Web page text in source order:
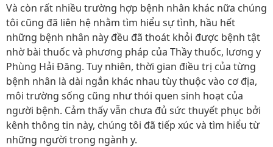
Và còn rất nhiều trường hợp bệnh nhân khác nữa chúng
tôi cũng đã liên hệ nhằm tìm hiểu sự tình, hầu hết
những bệnh nhân này đều đã thoát khỏi được bệnh tật
nhờ bài thuốc và phương pháp của Thầy thuốc, lương y
Phùng Hải Đăng. Tuy nhiên, thời gian điều trị của từng
bệnh nhân là dài ngắn khác nhau tùy thuộc vào cơ địa,
môi trường sống cũng như thói quen sinh hoạt của
người bệnh. Cảm thấy vẫn chưa đủ sức thuyết phục bởi
kênh thông tin này, chúng tôi đã tiếp xúc và tìm hiểu từ
những người trong ngành y.